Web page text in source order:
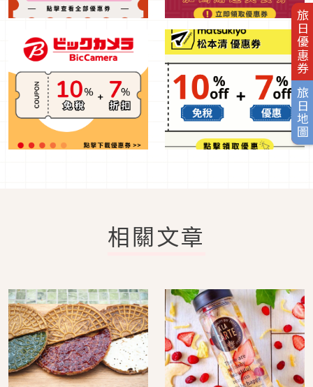
旅日優惠券
旅日地圖
相關文章